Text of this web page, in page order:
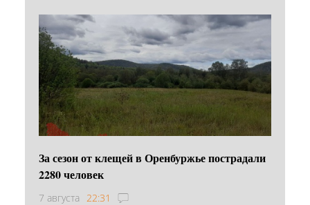
За сезон от клещей в Оренбуржье пострадали
2280 человек
7 августа 22:31